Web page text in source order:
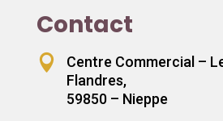
Contact

Centre Commercial –
Flandres,
59850 – Nieppe